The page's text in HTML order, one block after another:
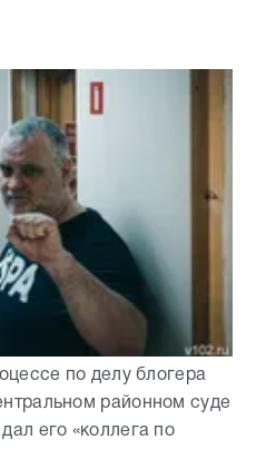
по делу блогера
районном суде
его «коллега по